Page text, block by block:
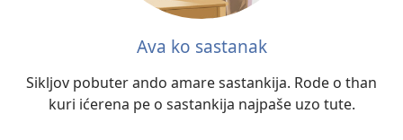
Ava ko sastanak
Sikljov pobuter ando amare sastankija. Rode o than
kuri ićerena pe o sastankija najpaše uzo tute.